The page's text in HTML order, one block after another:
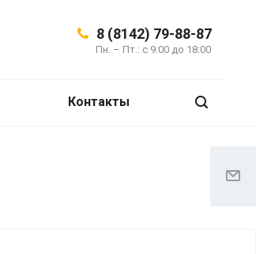
8 (8142) 79-88-87
Пн. – Пт.: с 9:00 до 18:00
Контакты